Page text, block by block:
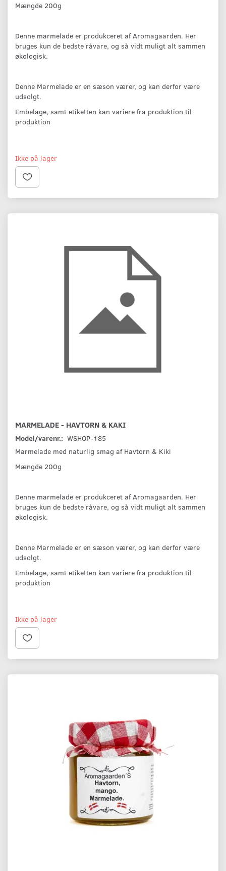
Mængde 200g
Denne marmelade er produkceret af Aromagaarden. Her
bruges kun de bedste råvare, og så vidt muligt alt sammen
økologisk.
Denne Marmelade er en sæson værer, og kan derfor være
udsolgt.
Embelage, samt etiketten kan variere fra produktion til
produktion
Ikke på lager
MARMELADE - HAVTORN & KAKI
Model/varenr.: WSHOP-185
Marmelade med naturlig smag af Havtorn & Kiki
Mængde 200g
Denne marmelade er produkceret af Aromagaarden. Her
bruges kun de bedste råvare, og så vidt muligt alt sammen
økologisk.
Denne Marmelade er en sæson værer, og kan derfor være
udsolgt.
Embelage, samt etiketten kan variere fra produktion til
produktion
Ikke på lager